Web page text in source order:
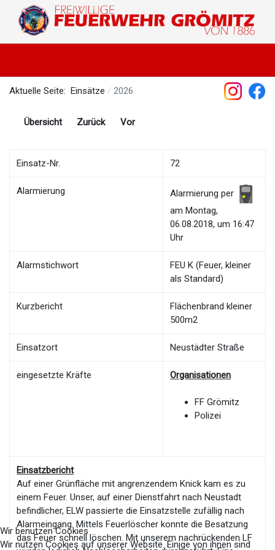
Aktuelle Seite: Einsätze 2026
Übersicht Zurück Vor
Einsatz-Nr. 72
Alarmierung
Alarmierung per
am Montag,
06.08.2018, um 16:47
Uhr
Alarmstichwort
FEU K (Feuer, kleiner
als Standard)
Kurzbericht
Flächenbrand kleiner
500m2
Einsatzort Neustädter Straße
eingesetzte Kräfte Organisationen
FF Grömitz
Polizei
Einsatzbericht
Auf einer Grünfläche mit angrenzendem Knick kam es zu
einem Feuer. Unser, auf einer Dienstfahrt nach Neustadt
befindlicher, ELW passierte die Einsatzstelle zufällig nach
Alarmeingang. Mittels Feuerlöscher konnte die Besatzung
das Feuer schnell löschen. Mit unserem nachrückenden LF
Wir benutzen Cookies
Wir nutzen Cookies auf unserer Website. Einige von ihnen sind